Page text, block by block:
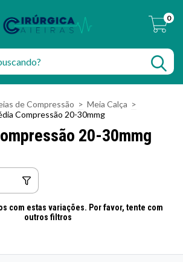
0
de Compressão > Meia Calça >
Compressão 20-30mmg
20-30mmg
com estas variações. Por favor, tente com
outros filtros